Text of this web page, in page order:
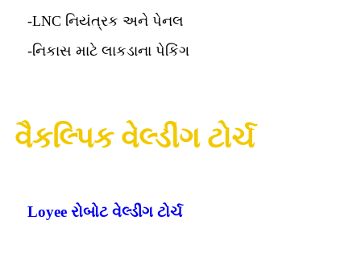
-LNC નિયંત્રક અને પેનલ
-નિકાસ માટે લાકડાના પેકિંગ
વૈકલ્પિક વેલ્ડીંગ ટોર્ચ
Loyee રોબોટ વેલ્ડીંગ ટોર્ચ